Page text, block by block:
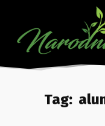
Tag: